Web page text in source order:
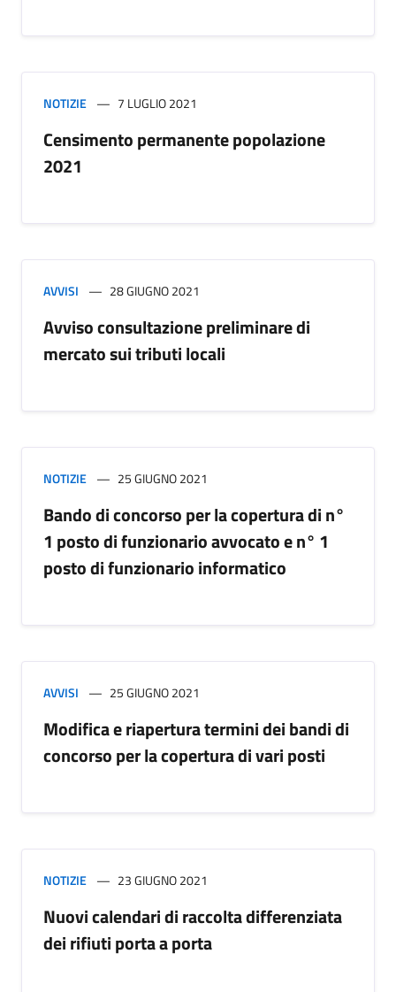
NOTIZIE 7 LUGLIO 2021
Censimento permanente popolazione
2021
AVVISI 28 GIUGNO 2021
Avviso consultazione preliminare di
mercato sui tributi locali
NOTIZIE 25 GIUGNO 2021
Bando di concorso per la copertura di n°
1 posto di funzionario avvocato e n° 1
posto di funzionario informatico
AVVISI 25 GIUGNO 2021
Modifica e riapertura termini dei bandi di
concorso per la copertura di vari posti
NOTIZIE 23 GIUGNO 2021
Nuovi calendari di raccolta differenziata
dei rifiuti porta a porta